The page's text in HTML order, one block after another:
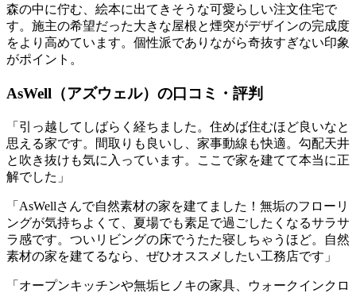
森の中に佇む、絵本に出てきそうな可愛らしい注文住宅で
す。施主の希望だった大きな屋根と煙突がデザインの完成度
をより高めています。個性派でありながら奇抜すぎない印象
がポイント。
AsWell（アズウェル）の口コミ・評判
「引っ越してしばらく経ちました。住めば住むほど良いなと
思える家です。間取りも良いし、家事動線も快適。勾配天井
と吹き抜けも気に入っています。ここで家を建てて本当に正
解でした」
「AsWellさんで自然素材の家を建てました！無垢のフローリ
ングが気持ちよくて、夏場でも素足で過ごしたくなるサラサ
ラ感です。ついリビングの床でうたた寝しちゃうほど。自然
素材の家を建てるなら、ぜひオススメしたい工務店です」
「オープンキッチンや無垢ヒノキの家具、ウォークインクロ